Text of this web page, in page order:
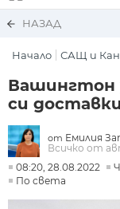
НАЗАД
Начало САЩ и
Вашингтон
си
от Емилия
Всичко от
08:20, 28.08.2022
По света